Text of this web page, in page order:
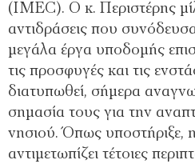
(IMEC). Ο κ. Περιστέρης
αντιδράσεις που
μεγάλα έργα υποδομής
τις προσφυγές και τις
διατυπωθεί, σήμερα
σημασία τους για την
νησιού. Όπως υποστήριξε, η
αντιμετωπίζει τέτοιες